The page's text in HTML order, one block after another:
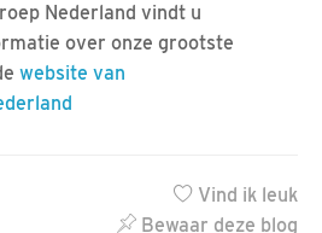
Nederland vindt u
over onze grootste
website van
Vind ik leuk
Bewaar deze blog